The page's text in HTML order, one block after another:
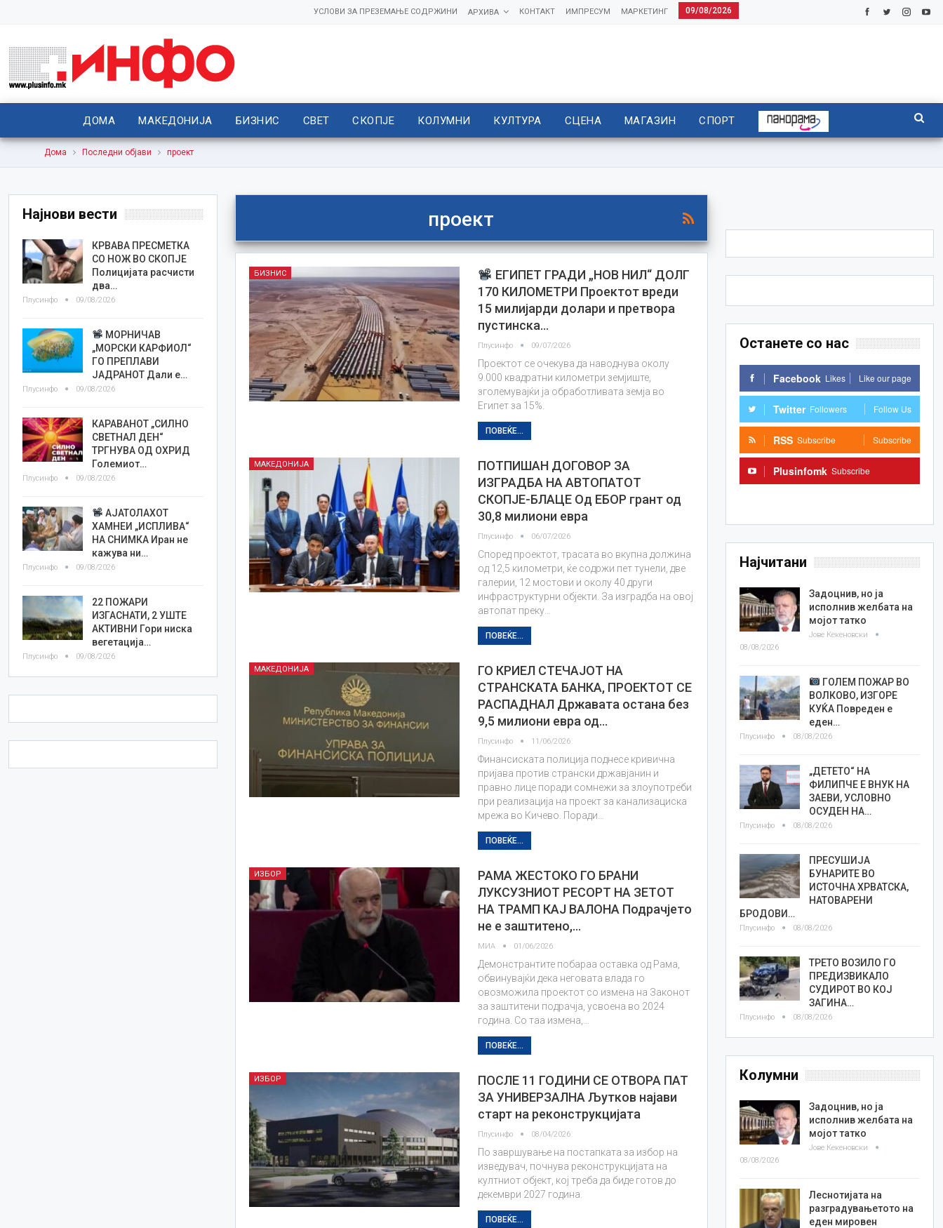
09/08/2026
МАРКЕТИНГ
ИМПРЕСУМ
КОНТАКТ
АРХИВА
УСЛОВИ ЗА ПРЕЗЕМАЊЕ СОДРЖИНИ
ДОМА МАКЕДОНИЈА БИЗНИС СВЕТ СКОПЈЕ КОЛУМНИ КУЛТУРА СЦЕНА МАГАЗИН СПОРТ
Дома Последни објави проект
проект
БИЗНИС
ЕГИПЕТ ГРАДИ „НОВ НИЛ“ ДОЛГ
170 КИЛОМЕТРИ Проектот вреди
15 милијарди долари и претвора
пустинска…
Плусинфо 09/07/2026
Проектот се очекува да наводнува околу
9.000 квадратни километри земјиште,
зголемувајќи ја обработливата земја во
Египет за 15%.
ПОВЕЌЕ...
МАКЕДОНИЈА
ПОТПИШАН ДОГОВОР ЗА
ИЗГРАДБА НА АВТОПАТОТ
СКОПЈЕ-БЛАЦЕ Од ЕБОР грант од
30,8 милиони евра
Плусинфо 06/07/2026
Според проектот, трасата во вкупна должина
од 12,5 километри, ќе содржи пет тунели, две
галерии, 12 мостови и околу 40 други
инфраструктурни објекти. За изградба на овој
автопат преку…
ПОВЕЌЕ...
МАКЕДОНИЈА
ГО КРИЕЛ СТЕЧАЈОТ НА
СТРАНСКАТА БАНКА, ПРОЕКТОТ СЕ
РАСПАДНАЛ Државата остана без
9,5 милиони евра од…
Плусинфо 11/06/2026
Финансиската полиција поднесе кривична
пријава против странски државјанин и
правно лице поради сомнежи за злоупотреби
при реализација на проект за канализациска
мрежа во Кичево. Поради…
ПОВЕЌЕ...
ИЗБОР
РАМА ЖЕСТОКО ГО БРАНИ
ЛУКСУЗНИОТ РЕСОРТ НА ЗЕТОТ
НА ТРАМП КАЈ ВАЛОНА Подрачјето
не е заштитено,…
МИА 01/06/2026
Демонстрантите побараа оставка од Рама,
обвинувајќи дека неговата влада го
овозможила проектот со измена на Законот
за заштитени подрачја, усвоена во 2024
година. Со таа измена,…
ПОВЕЌЕ...
ИЗБОР
ПОСЛЕ 11 ГОДИНИ СЕ ОТВОРА ПАТ
ЗА УНИВЕРЗАЛНА Љутков најави
старт на реконструкцијата
Плусинфо 08/04/2026
По завршување на постапката за избор на
изведувач, почнува реконструкцијата на
култниот објект, кој треба да биде готов до
декември 2027 година.
ПОВЕЌЕ...
Останете со нас
Facebook Likes Like our page
Twitter Followers Follow Us
RSS Subscribe Subscribe
Plusinfomk Subscribe
Најчитани
Задоцнив, но ја
исполнив желбата на
мојот татко
Јове Кекеновски
08/08/2026
ГОЛЕМ ПОЖАР ВО
ВОЛКОВО, ИЗГОРЕ
КУЌА Повреден е
еден…
Плусинфо 08/08/2026
„ДЕТЕТО“ НА
ФИЛИПЧЕ Е ВНУК НА
ЗАЕВИ, УСЛОВНО
ОСУДЕН НА…
Плусинфо 08/08/2026
ПРЕСУШИЈА
БУНАРИТЕ ВО
ИСТОЧНА ХРВАТСКА,
НАТОВАРЕНИ
БРОДОВИ…
Плусинфо 08/08/2026
ТРЕТО ВОЗИЛО ГО
ПРЕДИЗВИКАЛО
СУДИРОТ ВО КОЈ
ЗАГИНА…
Плусинфо 08/08/2026
Колумни
Задоцнив, но ја
исполнив желбата на
мојот татко
Јове Кекеновски
08/08/2026
Леснотијата на
разградувањетото на
еден мировен
Најнови вести
КРВАВА ПРЕСМЕТКА
СО НОЖ ВО СКОПЈЕ
Полицијата расчисти
два…
Плусинфо 09/08/2026
МОРНИЧАВ
„МОРСКИ КАРФИОЛ“
ГО ПРЕПЛАВИ
ЈАДРАНОТ Дали е…
Плусинфо 09/08/2026
КАРАВАНОТ „СИЛНО
СВЕТНАЛ ДЕН“
ТРГНУВА ОД ОХРИД
Големиот…
Плусинфо 09/08/2026
АЈАТОЛАХОТ
ХАМНЕИ „ИСПЛИВА“
НА СНИМКА Иран не
кажува ни…
Плусинфо 09/08/2026
22 ПОЖАРИ
ИЗГАСНАТИ, 2 УШТЕ
АКТИВНИ Гори ниска
вегетација…
Плусинфо 09/08/2026